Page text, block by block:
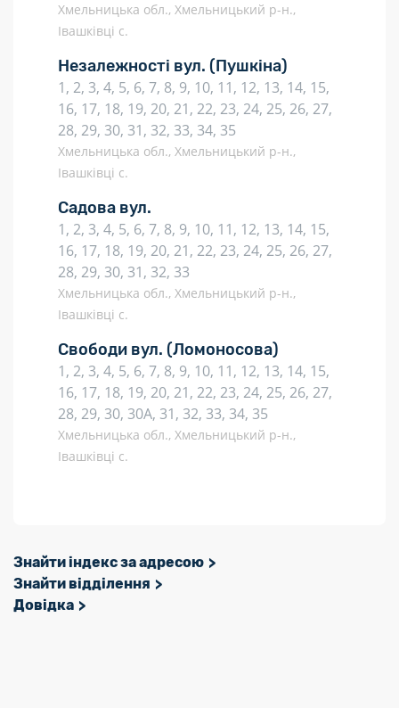
Хмельницька обл., Хмельницький р-н.,
Івашківці с.
Незалежності вул. (Пушкіна)
1, 2, 3, 4, 5, 6, 7, 8, 9, 10, 11, 12, 13, 14, 15,
16, 17, 18, 19, 20, 21, 22, 23, 24, 25, 26, 27,
28, 29, 30, 31, 32, 33, 34, 35
Хмельницька обл., Хмельницький р-н.,
Івашківці с.
Садова вул.
1, 2, 3, 4, 5, 6, 7, 8, 9, 10, 11, 12, 13, 14, 15,
16, 17, 18, 19, 20, 21, 22, 23, 24, 25, 26, 27,
28, 29, 30, 31, 32, 33
Хмельницька обл., Хмельницький р-н.,
Івашківці с.
Свободи вул. (Ломоносова)
1, 2, 3, 4, 5, 6, 7, 8, 9, 10, 11, 12, 13, 14, 15,
16, 17, 18, 19, 20, 21, 22, 23, 24, 25, 26, 27,
28, 29, 30, 30А, 31, 32, 33, 34, 35
Хмельницька обл., Хмельницький р-н.,
Івашківці с.
Знайти індекс за адресою
Знайти відділення
Довідка